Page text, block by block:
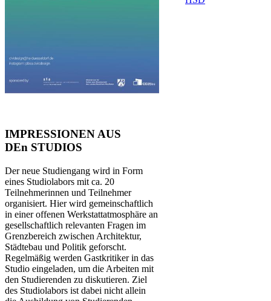
​​IMPRESSIONEN AUS
DEn STUDIOS
Der neue Studiengang wird in Form
eines Studiolabors mit ca. 20
Teilnehmerinnen und Teilnehmer
organisiert. Hier wird gemeinschaftlich
in einer offenen Werkstattatmosphäre an
gesellschaftlich relevanten Fragen im
Grenzbereich zwischen Architektur,
Städtebau und Politik geforscht.
Regelmäßig werden Gastkritiker in das
Studio eingeladen, um die Arbeiten mit
den Studierenden zu diskutieren. Ziel
des Studiolabors ist dabei nicht allein